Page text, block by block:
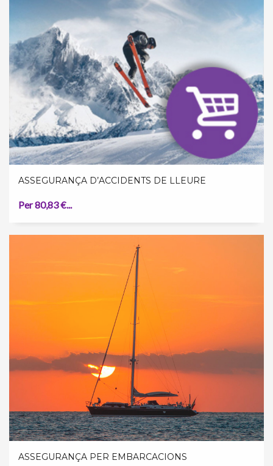
ASSEGURANÇA D’ACCIDENTS DE LLEURE
Per 80,83 €...
ASSEGURANÇA PER EMBARCACIONS